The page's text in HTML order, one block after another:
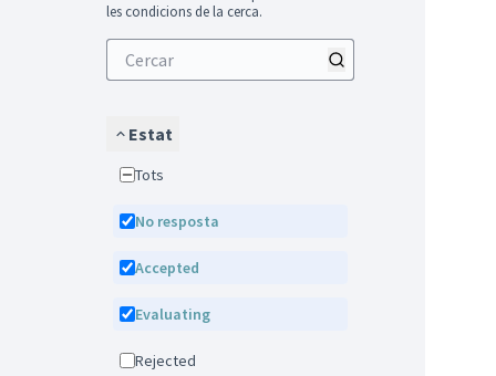
les condicions de la cerca.
Estat
Tots
No resposta
Accepted
Evaluating
Rejected